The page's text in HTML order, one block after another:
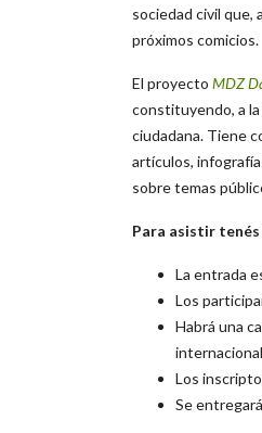
sociedad civil que,
próximos comicios.
El proyecto MDZ
constituyendo, a
ciudadana. Tiene
artículos,
sobre temas
Para asistir tenés
La entrada
Los
Habrá una
Los
Se